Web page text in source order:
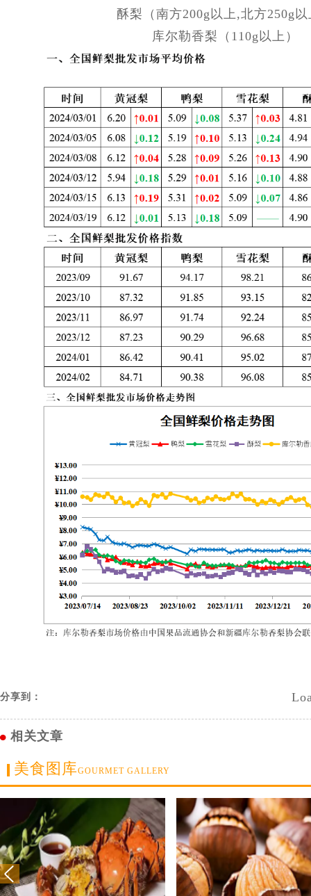
酥梨（南方200g以上,北方250g
库尔勒香梨（110g以上）
分享到：
相关文章
美食图库GOURMET GALLERY